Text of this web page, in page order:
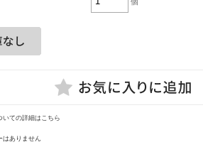
いての詳細はこちら
はありません